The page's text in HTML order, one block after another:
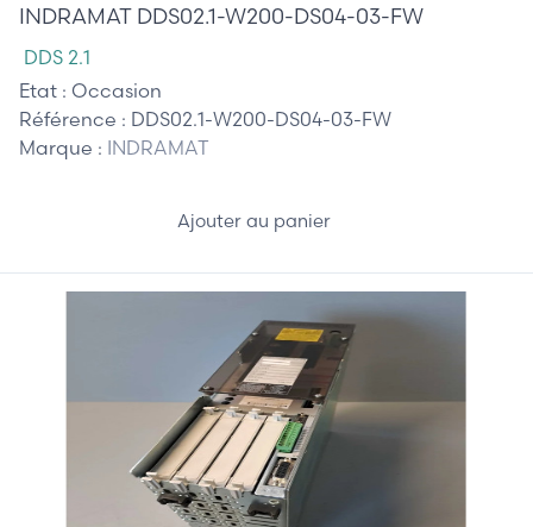
INDRAMAT DDS02.1-W200-DS04-03-FW
DDS 2.1
Etat : Occasion
Référence : DDS02.1-W200-DS04-03-FW
Marque : INDRAMAT
Ajouter au panier